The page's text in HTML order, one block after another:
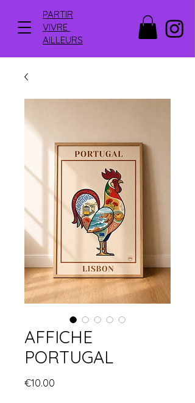
PARTIR
VIVRE
AILLEURS
AFFICHE
PORTUGAL
€10.00